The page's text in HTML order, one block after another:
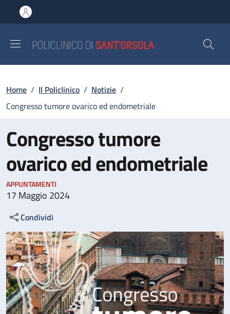
al contenuto principale
to footer content
Briciole di pane
Home / Il Policlinico / Notizie /
Congresso tumore ovarico ed endometriale
Congresso tumore
ovarico ed endometriale
APPUNTAMENTI
17 Maggio 2024
Condividi